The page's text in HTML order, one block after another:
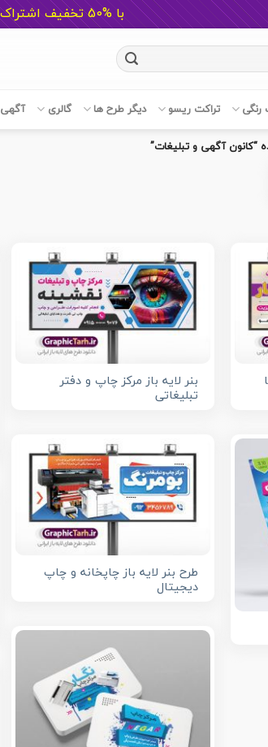
با %50 تخفیف اشتراک بخر
رنگی تراکت ریسو دیگر طرح ها گالری آگهی
آگهی و تبلیغات”
بنر لایه باز مرکز چاپ و دفتر
تبلیغاتی
طرح بنر لایه باز چاپخانه و چاپ
دیجیتال